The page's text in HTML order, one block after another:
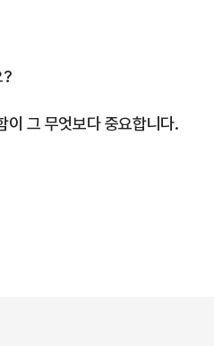
?
이 그 무엇보다 중요합니다.